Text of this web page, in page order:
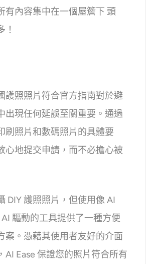
有內容集中在一個屋簷下 頭
！
護照照片符合官方指南對於避
出現任何延誤至關重要。通過
刷照片和數碼照片的具體要
心地提交申請，而不必擔心被
DIY 護照照片，但使用像 AI
AI 驅動的工具提供了一種方便
案。憑藉其使用者友好的介面
AI Ease 保證您的照片符合所有